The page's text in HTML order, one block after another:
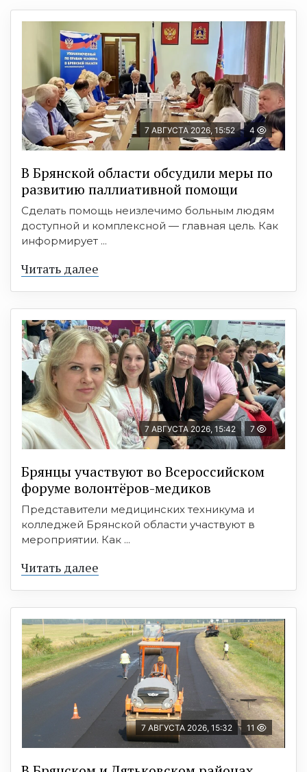
7 АВГУСТА 2026, 15:52 4
В Брянской области обсудили меры по
развитию паллиативной помощи
Сделать помощь неизлечимо больным людям
доступной и комплексной — главная цель. Как
информирует ...
Читать далее
7 АВГУСТА 2026, 15:42 7
Брянцы участвуют во Всероссийском
форуме волонтёров-медиков
Представители медицинских техникума и
колледжей Брянской области участвуют в
мероприятии. Как ...
Читать далее
7 АВГУСТА 2026, 15:32 11